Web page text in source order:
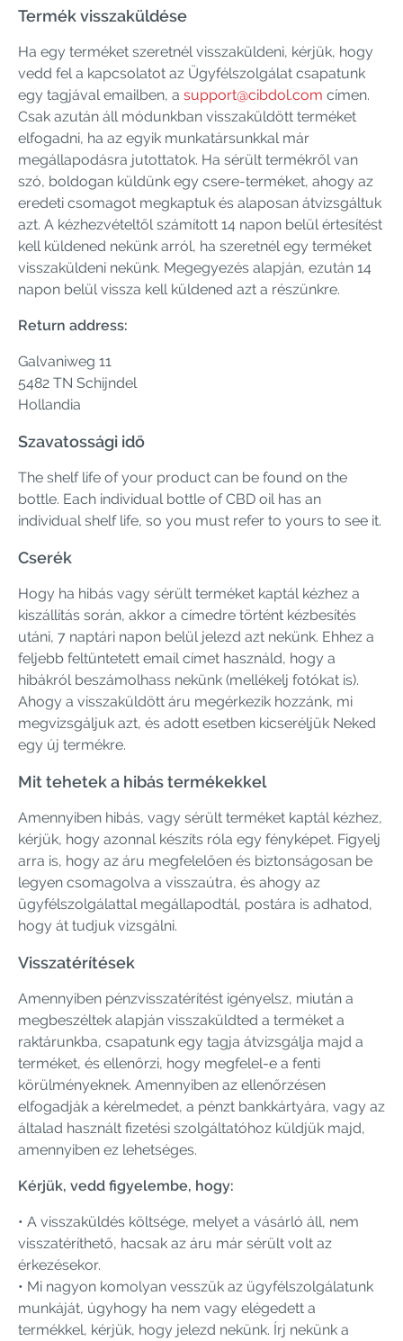
Termék visszaküldése
Ha egy terméket szeretnél visszaküldeni, kérjük, hogy
vedd fel a kapcsolatot az Ügyfélszolgálat csapatunk
egy tagjával emailben, a support@cibdol.com címen.
Csak azután áll módunkban visszaküldött terméket
elfogadni, ha az egyik munkatársunkkal már
megállapodásra jutottatok. Ha sérült termékről van
szó, boldogan küldünk egy csere-terméket, ahogy az
eredeti csomagot megkaptuk és alaposan átvizsgáltuk
azt. A kézhezvételtől számított 14 napon belül értesítést
kell küldened nekünk arról, ha szeretnél egy terméket
visszaküldeni nekünk. Megegyezés alapján, ezután 14
napon belül vissza kell küldened azt a részünkre.
Return address:
Galvaniweg 11
5482 TN Schijndel
Hollandia
Szavatossági idő
The shelf life of your product can be found on the
bottle. Each individual bottle of CBD oil has an
individual shelf life, so you must refer to yours to see it.
Cserék
Hogy ha hibás vagy sérült terméket kaptál kézhez a
kiszállítás során, akkor a címedre történt kézbesítés
utáni, 7 naptári napon belül jelezd azt nekünk. Ehhez a
feljebb feltüntetett email címet használd, hogy a
hibákról beszámolhass nekünk (mellékelj fotókat is).
Ahogy a visszaküldött áru megérkezik hozzánk, mi
megvizsgáljuk azt, és adott esetben kicseréljük Neked
egy új termékre.
Mit tehetek a hibás termékekkel
Amennyiben hibás, vagy sérült terméket kaptál kézhez,
kérjük, hogy azonnal készíts róla egy fényképet. Figyelj
arra is, hogy az áru megfelelően és biztonságosan be
legyen csomagolva a visszaútra, és ahogy az
ügyfélszolgálattal megállapodtál, postára is adhatod,
hogy át tudjuk vizsgálni.
Visszatérítések
Amennyiben pénzvisszatérítést igényelsz, miután a
megbeszéltek alapján visszaküldted a terméket a
raktárunkba, csapatunk egy tagja átvizsgálja majd a
terméket, és ellenőrzi, hogy megfelel-e a fenti
körülményeknek. Amennyiben az ellenőrzésen
elfogadják a kérelmedet, a pénzt bankkártyára, vagy az
általad használt fizetési szolgáltatóhoz küldjük majd,
amennyiben ez lehetséges.
Kérjük, vedd figyelembe, hogy:
• A visszaküldés költsége, melyet a vásárló áll, nem
visszatéríthető, hacsak az áru már sérült volt az
érkezésekor.
• Mi nagyon komolyan vesszük az ügyfélszolgálatunk
munkáját, úgyhogy ha nem vagy elégedett a
termékkel, kérjük, hogy jelezd nekünk. Írj nekünk a